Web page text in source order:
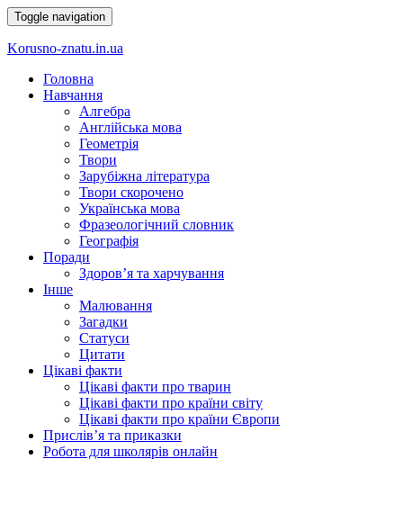
Toggle navigation
Korusno-znatu.in.ua
Головна
Навчання
Алгебра
Англійська мова
Геометрія
Твори
Зарубіжна література
Твори скорочено
Українська мова
Фразеологічний словник
Географія
Поради
Здоров’я та харчування
Інше
Малювання
Загадки
Статуси
Цитати
Цікаві факти
Цікаві факти про тварин
Цікаві факти про країни світу
Цікаві факти про країни Європи
Прислів’я та приказки
Робота для школярів онлайн